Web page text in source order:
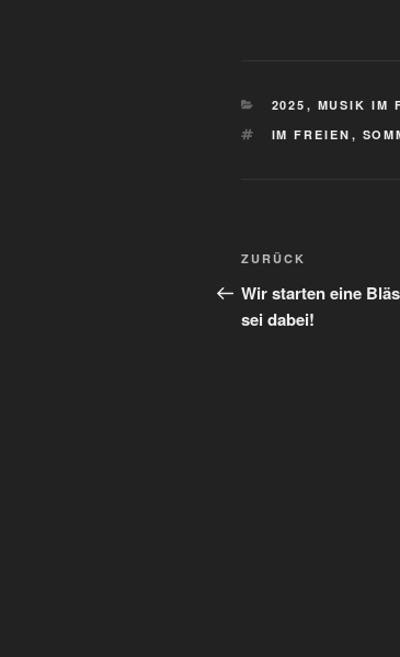
KATEGORIEN
2025 , MUSIK IM
IM FREIEN ,
Vorheriger
Beitrag
ZURÜCK
Wir starten eine
sei dabei!